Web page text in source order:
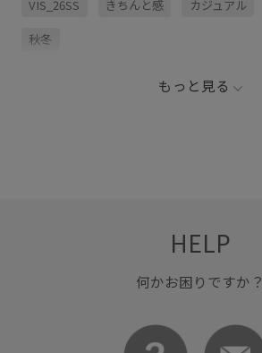
VIS_26SS きちんと感 カジュアル
秋冬
もっと見る
HELP
何かお困りですか？